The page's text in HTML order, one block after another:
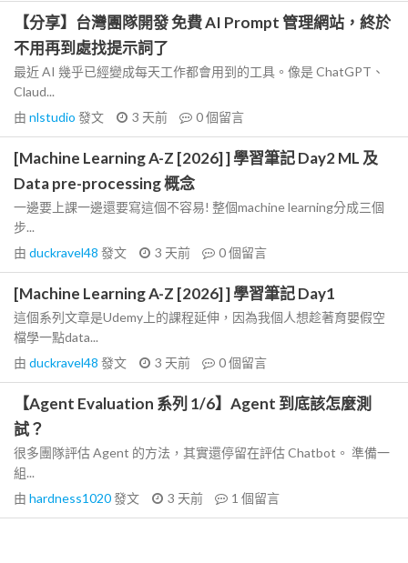
【分享】台灣團隊開發 免費 AI Prompt 管理網站，終於
不用再到處找提示詞了
最近 AI 幾乎已經變成每天工作都會用到的工具。像是 ChatGPT、
Claud...
由 nlstudio 發文 3 天前 0個留言
[Machine Learning A-Z [2026] ] 學習筆記 Day2 ML 及
Data pre-processing 概念
一邊要上課一邊還要寫這個不容易! 整個machine learning分成三個
步...
由 duckravel48 發文 3 天前 0個留言
[Machine Learning A-Z [2026] ] 學習筆記 Day1
這個系列文章是Udemy上的課程延伸，因為我個人想趁著育嬰假空
檔學一點data...
由 duckravel48 發文 3 天前 0個留言
【Agent Evaluation 系列 1/6】Agent 到底該怎麼測
試？
很多團隊評估 Agent 的方法，其實還停留在評估 Chatbot。 準備一
組...
由 hardness1020發文 3 天前 1 個留言